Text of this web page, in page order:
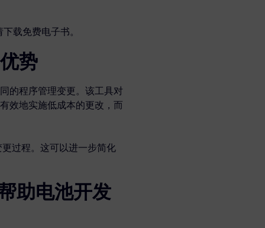
载免费电子书。
势
的程序管理变更。该工具对
效地实施低成本的更改，而
过程。这可以进一步简化
助电池开发